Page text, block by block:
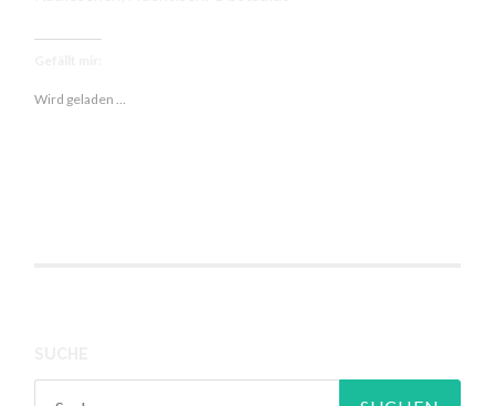
Wird geladen …